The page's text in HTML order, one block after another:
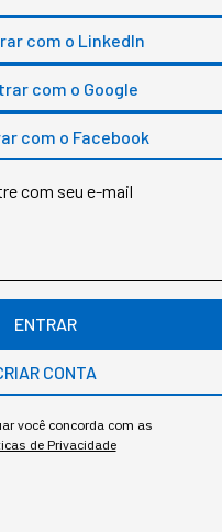
– e ele está longe de
Fintech Revolution
nas
fintechs
e busca
do Nubank e hoje é
em dólar para os
ativos e Nathalia
um pouquinho
com o LinkedIn
com o Google
com o Facebook
com seu e-mail
ENTRAR
CONTA
você concorda com as
de Privacidade